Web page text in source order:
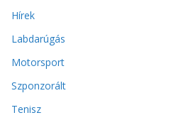
Hírek
Labdarúgás
Motorsport
Szponzorált
Tenisz